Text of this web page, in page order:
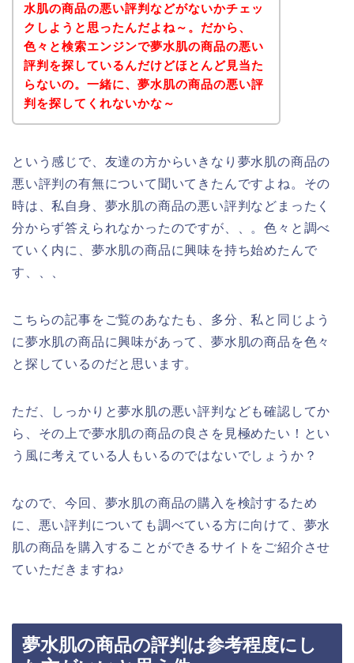
水肌の商品の悪い評判などがないかチェッ
クしようと思ったんだよね～。だから、
色々と検索エンジンで夢水肌の商品の悪い
評判を探しているんだけどほとんど見当た
らないの。一緒に、夢水肌の商品の悪い評
判を探してくれないかな～
という感じで、友達の方からいきなり夢水肌の商品の
悪い評判の有無について聞いてきたんですよね。その
時は、私自身、夢水肌の商品の悪い評判などまったく
分からず答えられなかったのですが、、。色々と調べ
ていく内に、夢水肌の商品に興味を持ち始めたんで
す、、、
こちらの記事をご覧のあなたも、多分、私と同じよう
に夢水肌の商品に興味があって、夢水肌の商品を色々
と探しているのだと思います。
ただ、しっかりと夢水肌の悪い評判なども確認してか
ら、その上で夢水肌の商品の良さを見極めたい！とい
う風に考えている人もいるのではないでしょうか？
なので、今回、夢水肌の商品の購入を検討するため
に、悪い評判についても調べている方に向けて、夢水
肌の商品を購入することができるサイトをご紹介させ
ていただきますね♪
夢水肌の商品の評判は参考程度にし